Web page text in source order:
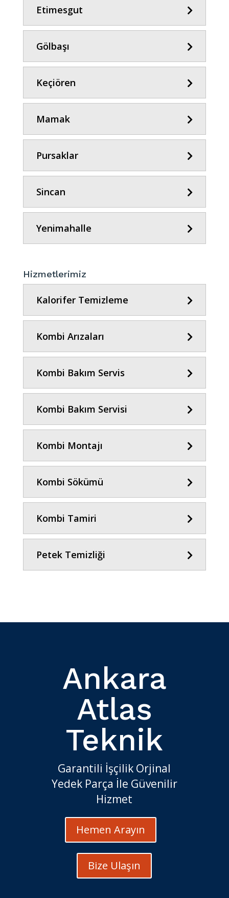
Etimesgut
Gölbaşı
Keçiören
Mamak
Pursaklar
Sincan
Yenimahalle
Hizmetlerimiz
Kalorifer Temizleme
Kombi Arızaları
Kombi Bakım Servis
Kombi Bakım Servisi
Kombi Montajı
Kombi Sökümü
Kombi Tamiri
Petek Temizliği
Ankara
Atlas
Teknik
Garantili İşçilik Orjinal
Yedek Parça İle Güvenilir
Hizmet
Hemen Arayın
Bize Ulaşın